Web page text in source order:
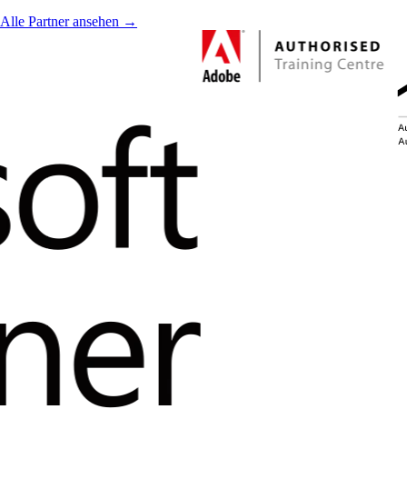
Alle Partner ansehen →